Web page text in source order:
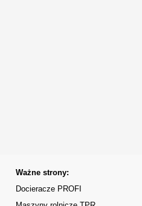
Ważne strony:
Docieracze PROFI